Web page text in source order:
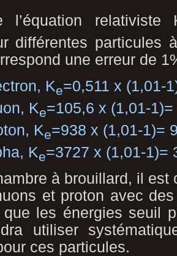
relativiste
différentes particules
une erreur de
Ke=0,511 x (1,01-
Ke=105,6 x (1,01-
Ke=938 x (1,01-1)=
Ke=3727 x (1,01-1)=
à brouillard, il est
et proton avec
les énergies seuil
utiliser
ces particules.